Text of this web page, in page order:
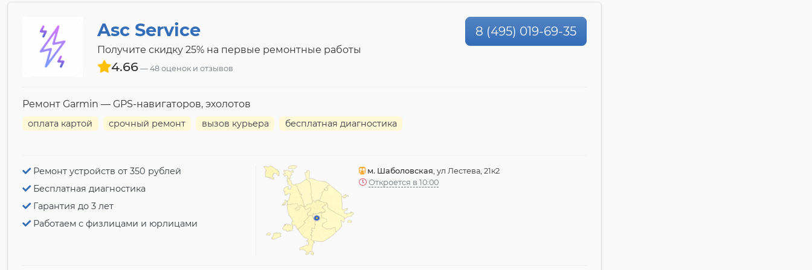
Asc Service
Получите скидку 25% на первые ремонтные работы
4.66 48 оценок и отзывов
8 (495) 019-69-35
Ремонт Garmin — GPS-навигаторов, эхолотов
оплата картой срочный ремонт вызов курьера бесплатная диагностика
Ремонт устройств от 350 рублей
Бесплатная диагностика
Гарантия до 3 лет
Работаем с физлицами и юрлицами
м. Шаболовская, ул Лестева, 21к2
Откроется в 10:00